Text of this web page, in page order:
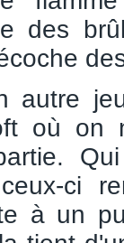
des
autre
où on
ci
à un